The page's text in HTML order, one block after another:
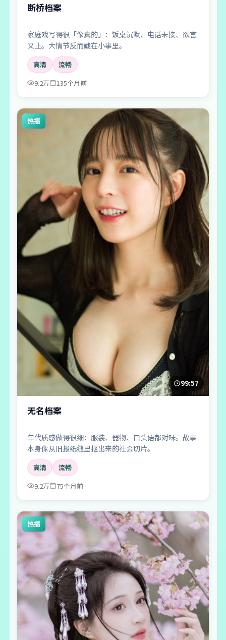
断桥档案
家庭戏写得很「像真的」：饭桌沉默、电话未接、欲言
又止。大情节反而藏在小事里。
高清
流畅
9.2万
135个月前
热播
99:57
无名档案
年代质感做得很细：服装、器物、口头语都对味。故事
本身像从旧报纸缝里抠出来的社会切片。
高清
流畅
9.2万
75个月前
热播